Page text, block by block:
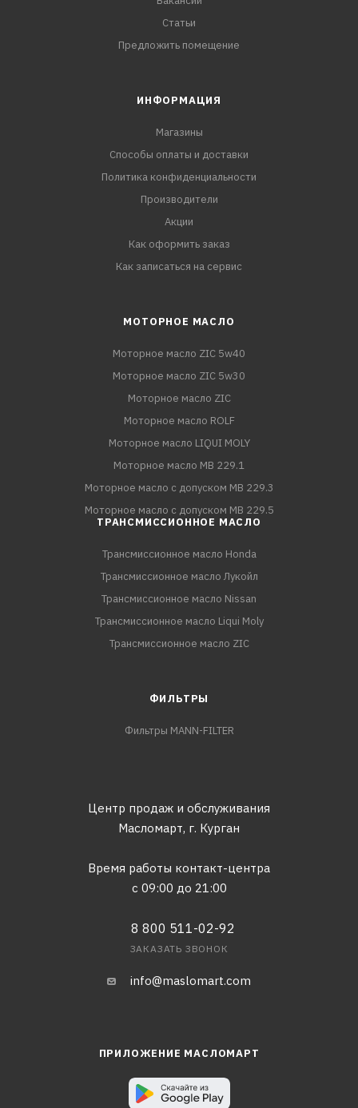
Статьи
Предложить помещение
ИНФОРМАЦИЯ
Магазины
Способы оплаты и доставки
Политика конфиденциальности
Производители
Акции
Как оформить заказ
Как записаться на сервис
МОТОРНОЕ МАСЛО
Моторное масло ZIC 5w40
Моторное масло ZIC 5w30
Моторное масло ZIC
Моторное масло ROLF
Моторное масло LIQUI MOLY
Моторное масло MB 229.1
Моторное масло с допуском MB 229.3
Моторное масло с допуском MB 229.5
ТРАНСМИССИОННОЕ МАСЛО
Трансмиссионное масло Honda
Трансмиссионное масло Лукойл
Трансмиссионное масло Nissan
Трансмиссионное масло Liqui Moly
Трансмиссионное масло ZIC
ФИЛЬТРЫ
Фильтры MANN-FILTER
Центр продаж и обслуживания
Масломарт, г. Курган
Время работы контакт-центра
с 09:00 до 21:00
8 800 511-02-92
ЗАКАЗАТЬ ЗВОНОК
info@maslomart.com
ПРИЛОЖЕНИЕ МАСЛОМАРТ